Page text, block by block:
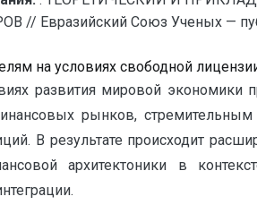
Евразийский Союз Ученых —
на условиях свободной
развития мировой экономики
рынков,
В результате происходит
архитектоники в